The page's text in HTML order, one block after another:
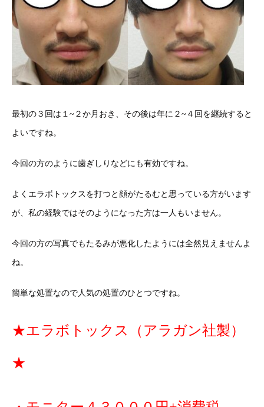
最初の３回は１~２か月おき、その後は年に２~４回を継続すると
よいですね。
今回の方のように歯ぎしりなどにも有効ですね。
よくエラボトックスを打つと顔がたるむと思っている方がいます
が、私の経験ではそのようになった方は一人もいません。
今回の方の写真でもたるみが悪化したようには全然見えませんよ
ね。
簡単な処置なので人気の処置のひとつですね。
★エラボトックス（アラガン社製）
★